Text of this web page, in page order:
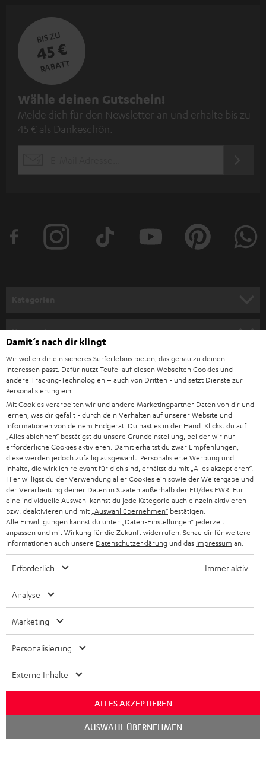
BIS ZU
45 €
RABATT
N
e
w
e
e
l
d
u
n
g
Wähle deinen Gutschein!
Melde dich für den Newsletter an und erhalte bis zu
45 € als Dankeschön.
SOUNDBAR
HIFI-LAUTSPRECHER
SMART HOME
BLUETOOTH-LAUTSPRECHER
KOPFHÖRER
BLUETOOTH-KOPFHÖRER
STEREOANLAGEN
Unternehmen
SUPPORT
KARRIERE
PRESSE & MARKETING
GESCHÄFTSKUNDEN
PARTNERPROGRAMM
BLOG
NEWSLETTER
STORES
DEINE VORTEILE BEI TEUFEL
TEUFEL STORY
UNSER MANAGEMENT
NACHHALTIGKEIT
UNSERE WERTE
GESCHENKGUTSCHEIN
Teufel Onlineshops
DEUTSCHLAND
ÖSTERREICH
SCHWEIZ
NIEDERLANDE
BELGIEN
FRANKREICH
SPANIEN
ITALIEN
WEITERE LÄNDER
Fotos abgebildete Zubehör ist nicht im Lieferumfang enthalten. Etwaige
Entsorgungsgebühren für Batterien sind im Preis inbegriffen.
©2026 Lautsprecher Teufel GmbH - All rights reserved.
Damit‘s nach dir klingt
Wir wollen dir ein sicheres Surferlebnis bieten, das genau zu deinen
Interessen passt. Dafür nutzt Teufel auf diesen Webseiten Cookies und
andere Tracking-Technologien – auch von Dritten - und setzt Dienste zur
Personalisierung ein.
Mit Cookies verarbeiten wir und andere Marketingpartner Daten von dir und
lernen, was dir gefällt - durch dein Verhalten auf unserer Website und
Informationen von deinem Endgerät. Du hast es in der Hand: Klickst du auf
„Alles ablehnen“ bestätigst du unsere Grundeinstellung, bei der wir nur
erforderliche Cookies aktivieren. Damit erhältst du zwar Empfehlungen,
diese werden jedoch zufällig ausgewählt. Personalisierte Werbung und
Inhalte, die wirklich relevant für dich sind, erhältst du mit „Alles akzeptieren“.
Hier willigst du der Verwendung aller Cookies ein sowie der Weitergabe und
der Verarbeitung deiner Daten in Staaten außerhalb der EU/des EWR. Für
eine individuelle Auswahl kannst du jede Kategorie auch einzeln aktivieren
bzw. deaktivieren und mit „Auswahl übernehmen“ bestätigen.
Alle Einwilligungen kannst du unter „Daten-Einstellungen“ jederzeit
anpassen und mit Wirkung für die Zukunft widerrufen. Schau dir für weitere
Informationen auch unsere Datenschutzerklärung und das Impressum an.
Erforderlich Immer aktiv
Analyse
Marketing
Personalisierung
Externe Inhalte
ALLES AKZEPTIEREN
AUSWAHL ÜBERNEHMEN